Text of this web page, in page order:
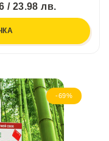
/ 23.98 лв.
-69%